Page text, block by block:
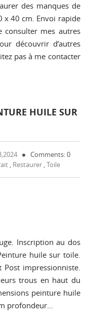
des manques de
40 cm. Envoi rapide
consulter mes autres
découvrir d’autres
pas à me contacter
HUILE SUR
Comments: 0
, Restaurer ,Toile
Inscription au dos
huile sur toile.
Post impressionniste.
trous en haut du
peinture huile
profondeur…